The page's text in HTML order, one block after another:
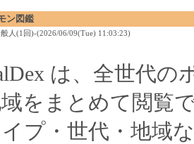
ン図鑑
人(1回)-(2026/06/09(Tue) 11:03:23)
は、全世代
域をまとめて閲覧
プ・世代・地域